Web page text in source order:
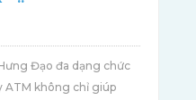
Đạo đa dạng chức
ATM không chỉ giúp